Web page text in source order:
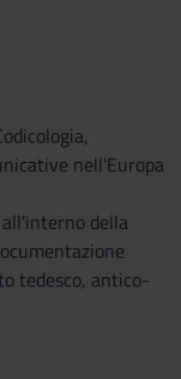
nell'Europa
della
tedesco, antico-